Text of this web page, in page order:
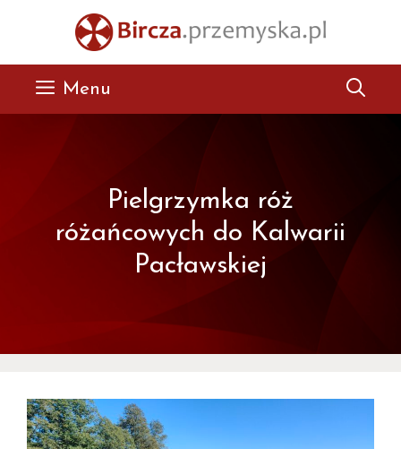
Menu
Pielgrzymka róż
różańcowych do Kalwarii
Pacławskiej